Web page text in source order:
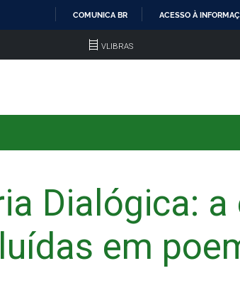
COMUNICA BR ACESSO À
VLIBRAS
Dialógica: a
em